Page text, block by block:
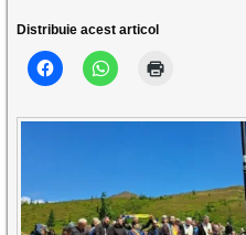
Distribuie acest articol